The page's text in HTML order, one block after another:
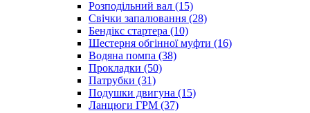
Розподільний вал (15)
Свічки запалювання (28)
Бендікс стартера (10)
Шестерня обгінної муфти (16)
Водяна помпа (38)
Прокладки (50)
Патрубки (31)
Подушки двигуна (15)
Ланцюги ГРМ (37)